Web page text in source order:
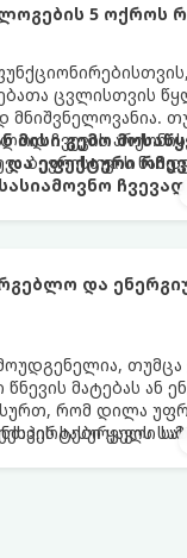
5 ოქროს
ცვლისთვის
ჩვევის
ბევრისთვის
გემო
და ეფექტური
და
თუმცა
მატებას ან
რომ დილა
ყავის
სასურველი